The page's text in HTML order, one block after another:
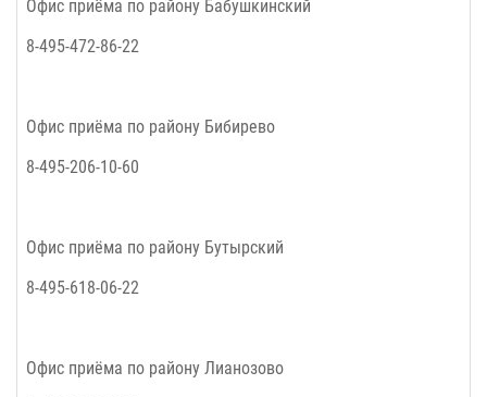
Офис приёма по району Бабушкинский
8-495-472-86-22
Офис приёма по району Бибирево
8-495-206-10-60
Офис приёма по району Бутырский
8-495-618-06-22
Офис приёма по району Лианозово